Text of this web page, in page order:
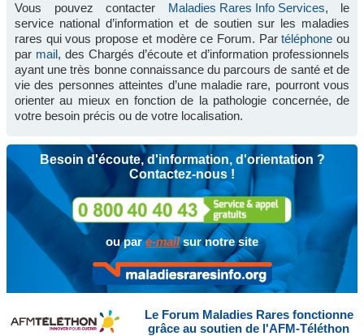
Vous pouvez contacter Maladies Rares Info Services, le
service national d’information et de soutien sur les maladies
rares qui vous propose et modère ce Forum. Partéléphone ou
par mail, des Chargés d’écoute et d’information professionnels
ayant une très bonne connaissance du parcours de santé et de
vie des personnes atteintes d’une maladie rare, pourront vous
orienter au mieux en fonction de la pathologie concernée, de
votre besoin précis ou de votre localisation.
Besoin d'écoute, d'information, d'orientation ?
Contactez-nous !
ou pare-mailsur notre site
Le Forum Maladies Rares fonctionne
grâce au soutien de l'AFM-Téléthon